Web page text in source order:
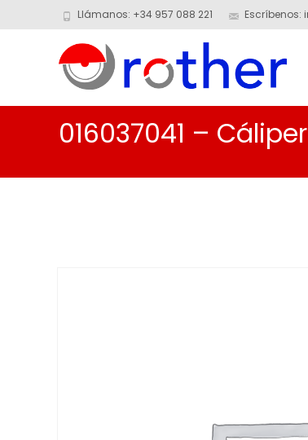
Llámanos: +34 957 088 221 Escríbenos:
016037041 –